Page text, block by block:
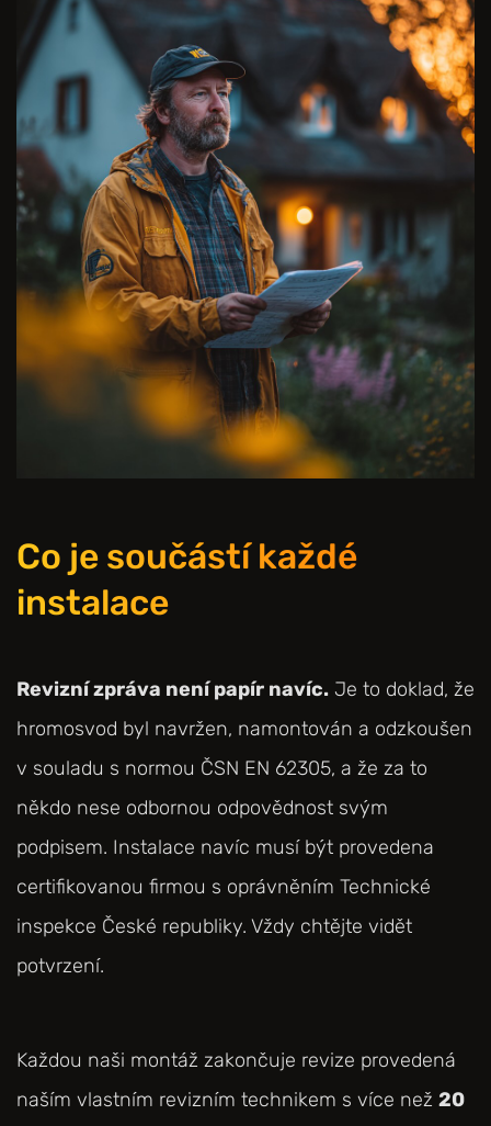
Co je součástí každé
instalace
Revizní zpráva není papír navíc. Je to doklad, že
hromosvod byl navržen, namontován a odzkoušen
v souladu s normou ČSN EN 62305, a že za to
někdo nese odbornou odpovědnost svým
podpisem. Instalace navíc musí být provedena
certifikovanou firmou s oprávněním Technické
inspekce České republiky. Vždy chtějte vidět
potvrzení.
Každou naši montáž zakončuje revize provedená
naším vlastním revizním technikem s více než 20